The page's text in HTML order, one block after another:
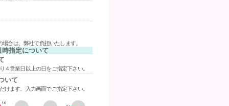
は、弊社で負担いたします。
時指定について
４営業日以上の日をご指定下さい。
いて
けます。入力画面でご指定下さい。